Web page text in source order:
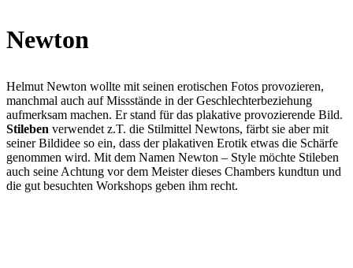
Newton
Helmut Newton wollte mit seinen erotischen Fotos provozieren,
manchmal auch auf Missstände in der Geschlechterbeziehung
aufmerksam machen. Er stand für das plakative provozierende Bild.
Stileben verwendet z.T. die Stilmittel Newtons, färbt sie aber mit
seiner Bildidee so ein, dass der plakativen Erotik etwas die Schärfe
genommen wird. Mit dem Namen Newton – Style möchte Stileben
auch seine Achtung vor dem Meister dieses Chambers kundtun und
die gut besuchten Workshops geben ihm recht.